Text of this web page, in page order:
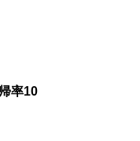
率10